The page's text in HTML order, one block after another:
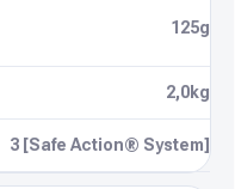
125g
2,0kg
3 [Safe Action® System]